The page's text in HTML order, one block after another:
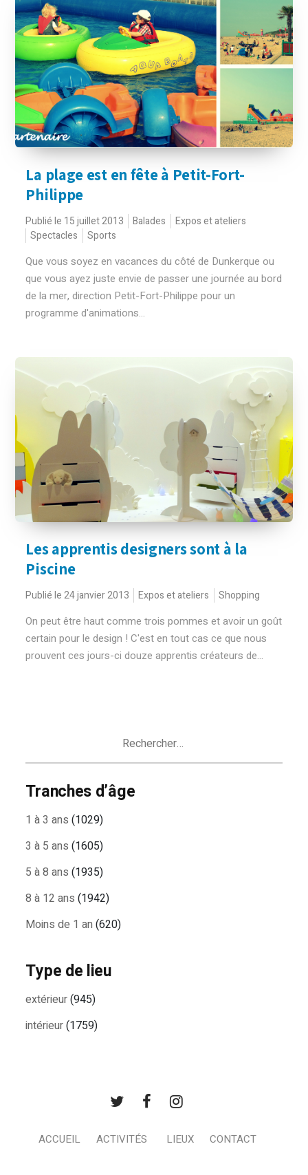
La plage est en fête à Petit-Fort-
Philippe
Publié le 15 juillet 2013 Balades
Expos et ateliers
Spectacles
Sports
Que vous soyez en vacances du côté de Dunkerque ou
que vous ayez juste envie de passer une journée au bord
de la mer, direction Petit-Fort-Philippe pour un
programme d'animations...
Les apprentis designers sont à la
Piscine
Publié le 24 janvier 2013 Expos et ateliers Shopping
On peut être haut comme trois pommes et avoir un goût
certain pour le design ! C'est en tout cas ce que nous
prouvent ces jours-ci douze apprentis créateurs de...
Tranches d’âge
1 à 3 ans (1029)
3 à 5 ans (1605)
5 à 8 ans (1935)
8 à 12 ans (1942)
Moins de 1 an (620)
Type de lieu
extérieur(945)
intérieur(1759)
ACCUEIL ACTIVITÉS LIEUX CONTACT